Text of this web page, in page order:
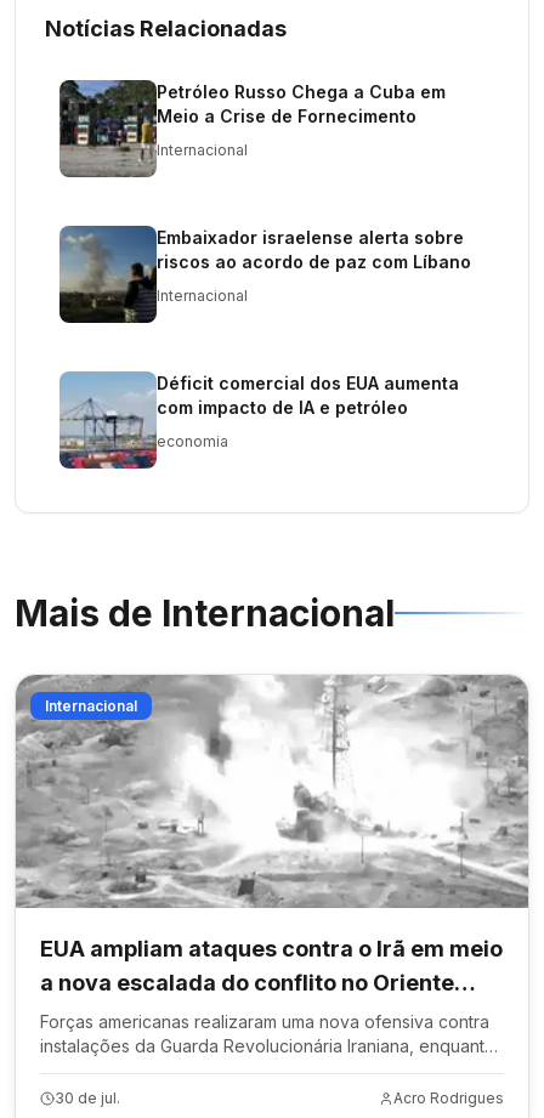
Notícias Relacionadas
Petróleo Russo Chega a Cuba em
Meio a Crise de Fornecimento
Internacional
Embaixador israelense alerta sobre
riscos ao acordo de paz com Líbano
Internacional
Déficit comercial dos EUA aumenta
com impacto de IA e petróleo
economia
Mais de Internacional
Internacional
EUA ampliam ataques contra o Irã em meio
a nova escalada do conflito no Oriente
Médio
Forças americanas realizaram uma nova ofensiva contra
instalações da Guarda Revolucionária Iraniana, enquanto
ataques e tensões se espalham pela região
30 de jul. Acro Rodrigues